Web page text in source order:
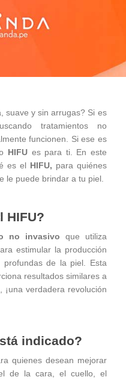
suave y sin arrugas? Si es
tratamientos no
funcionen. Si ese es
HIFU es para ti. En este
es el HIFU, para quiénes
le puede brindar a tu piel.
HIFU?
no invasivo que utiliza
estimular la producción
de la piel. Esta
resultados similares a
verdadera revolución
indicado?
quienes desean mejorar
de la cara, el cuello, el